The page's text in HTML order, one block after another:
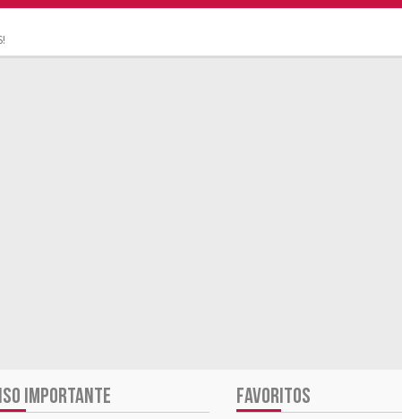
IMPORTANTE FAVORITOS